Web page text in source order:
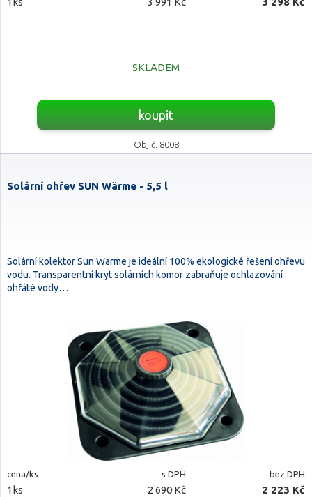
SKLADEM
koupit
Obj.č. 8008
Solární ohřev SUN Wärme - 5,5 l
Solární kolektor Sun Wärme je ideální 100% ekologické řešení ohřevu
vodu. Transparentní kryt solárních komor zabraňuje ochlazování
ohřáté vody…
cena/ks s DPH bez DPH
1ks 2 690 Kč 2 223 Kč